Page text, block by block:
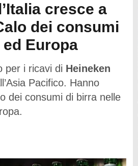
cresce a
dei consumi
Europa
per i ricavi di Heineken
Pacifico. Hanno
dei consumi di birra nelle